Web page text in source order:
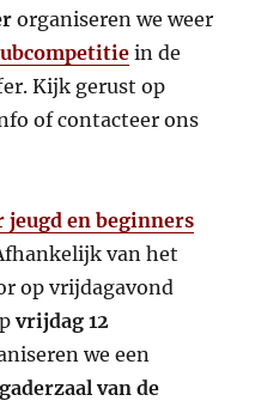
organiseren we weer
in de
Kijk gerust op
of contacteer ons
jeugd en beginners
van het
op vrijdagavond
vrijdag 12
we een
van de